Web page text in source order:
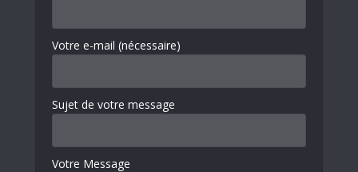
Votre e-mail (nécessaire)
Sujet de votre message
Votre Message